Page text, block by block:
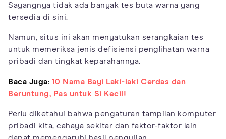
Sayangnya tidak ada banyak tes buta warna yang
tersedia di sini.
Namun, situs ini akan menyatukan serangkaian tes
untuk memeriksa jenis defisiensi penglihatan warna
pribadi dan tingkat keparahannya.
Baca Juga: 10 Nama Bayi Laki-laki Cerdas dan
Beruntung, Pas untuk Si Kecil!
Perlu diketahui bahwa pengaturan tampilan komputer
pribadi kita, cahaya sekitar dan faktor-faktor lain